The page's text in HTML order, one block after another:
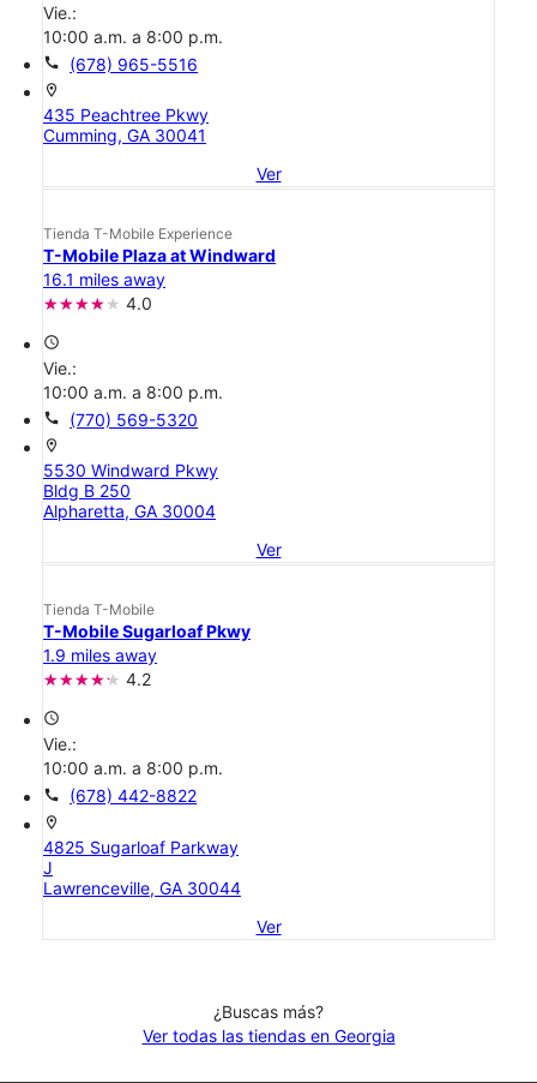
Vie.:
10:00 a.m. a 8:00 p.m.
call (678) 965-5516
location_on
435 Peachtree Pkwy
Cumming, GA 30041
Ver
Tienda T-Mobile Experience
T-Mobile Plaza at Windward
16.1 miles away
4.0
access_time
Vie.:
10:00 a.m. a 8:00 p.m.
call (770) 569-5320
location_on
5530 Windward Pkwy
Bldg B 250
Alpharetta, GA 30004
Ver
Tienda T-Mobile
T-Mobile Sugarloaf Pkwy
1.9 miles away
4.2
access_time
Vie.:
10:00 a.m. a 8:00 p.m.
call (678) 442-8822
location_on
4825 Sugarloaf Parkway
J
Lawrenceville, GA 30044
Ver
¿Buscas más?
Ver todas las tiendas en Georgia